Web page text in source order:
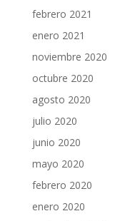
febrero 2021
enero 2021
noviembre 2020
octubre 2020
agosto 2020
julio 2020
junio 2020
mayo 2020
febrero 2020
enero 2020